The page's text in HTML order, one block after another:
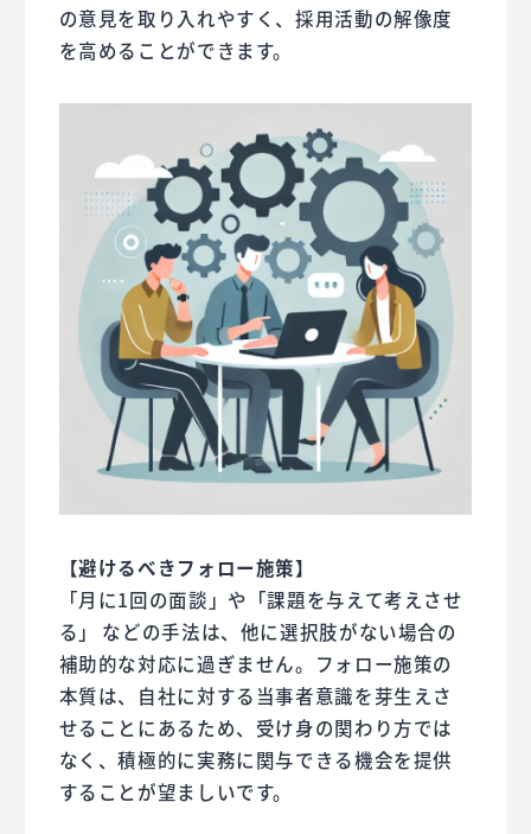
の意見を取り入れやすく、採用活動の解像度
を高めることができます。
【避けるべきフォロー施策】
「月に1回の面談」や「課題を与えて考えさせ
る」 などの手法は、他に選択肢がない場合の
補助的な対応に過ぎません。フォロー施策の
本質は、自社に対する当事者意識を芽生えさ
せることにあるため、受け身の関わり方では
なく、積極的に実務に関与できる機会を提供
することが望ましいです。